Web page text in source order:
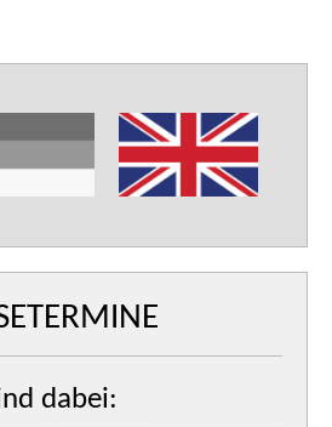
dabei: